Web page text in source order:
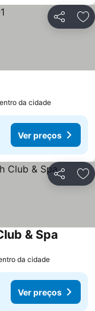
Partilhar
da cidade
Ver preços
Partilhar
& Spa
da cidade
Ver preços